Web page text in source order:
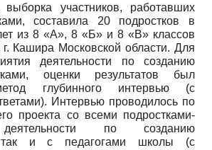
участников, работавших
составила 20 подростков в
из 8 «А», 8 «Б» и 8 «В» классов
Московской области. Для
деятельности по созданию
оценки результатов был
глубинного интервью (с
Интервью проводилось по
проекта со всеми подростками-
деятельности по созданию
так и с педагогами школы (с